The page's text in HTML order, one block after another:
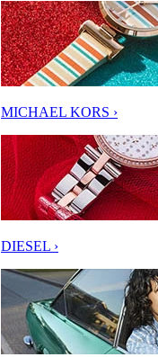
MICHAEL KORS ›
DIESEL ›